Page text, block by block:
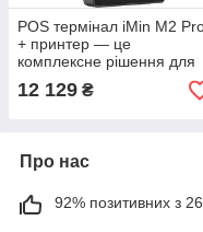
POS термінал iMin M2
+ принтер — це
комплексне рішення для
12 129 ₴
Про нас
92% позитивних з 26